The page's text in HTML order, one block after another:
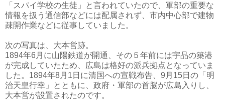
「スパイ学校の生徒」と言われていたので、軍部の重要な
情報を扱う通信部などには配属されず、市内中心部で建物
疎開作業などに従事していました。
次の写真は、大本営跡。
1894年6月に山陽鉄道が開通、その５年前には宇品の築港
が完成していたため、広島は格好の派兵拠点となっていま
した。1894年8月1日に清国への宣戦布告、9月15日の「明
治天皇行幸」とともに、政府・軍部の首脳が広島入りし、
大本営が設置されたのです。